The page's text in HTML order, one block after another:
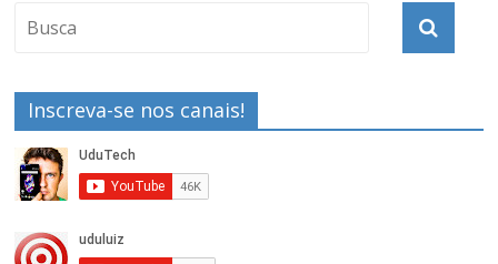
Inscreva-se nos canais!